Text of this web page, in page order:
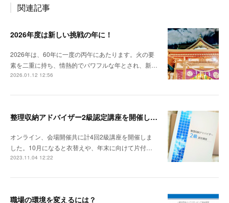
関連記事
2026年度は新しい挑戦の年に！
2026年は、60年に一度の丙午にあたります。火の要
素を二重に持ち、情熱的でパワフルな年とされ、新…
2026.01.12 12:56
整理収納アドバイザー2級認定講座を開催しました。
オンライン、会場開催共に計4回2級講座を開催しま
した。10月になると衣替えや、年末に向けて片付…
2023.11.04 12:22
職場の環境を変えるには？